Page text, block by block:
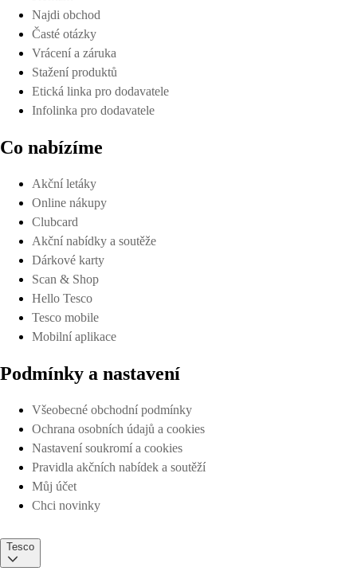
Najdi obchod
Časté otázky
Vrácení a záruka
Stažení produktů
Etická linka pro dodavatele
Infolinka pro dodavatele
Co nabízíme
Akční letáky
Online nákupy
Clubcard
Akční nabídky a soutěže
Dárkové karty
Scan & Shop
Hello Tesco
Tesco mobile
Mobilní aplikace
Podmínky a nastavení
Všeobecné obchodní podmínky
Ochrana osobních údajů a cookies
Nastavení soukromí a cookies
Pravidla akčních nabídek a soutěží
Můj účet
Chci novinky
Tesco